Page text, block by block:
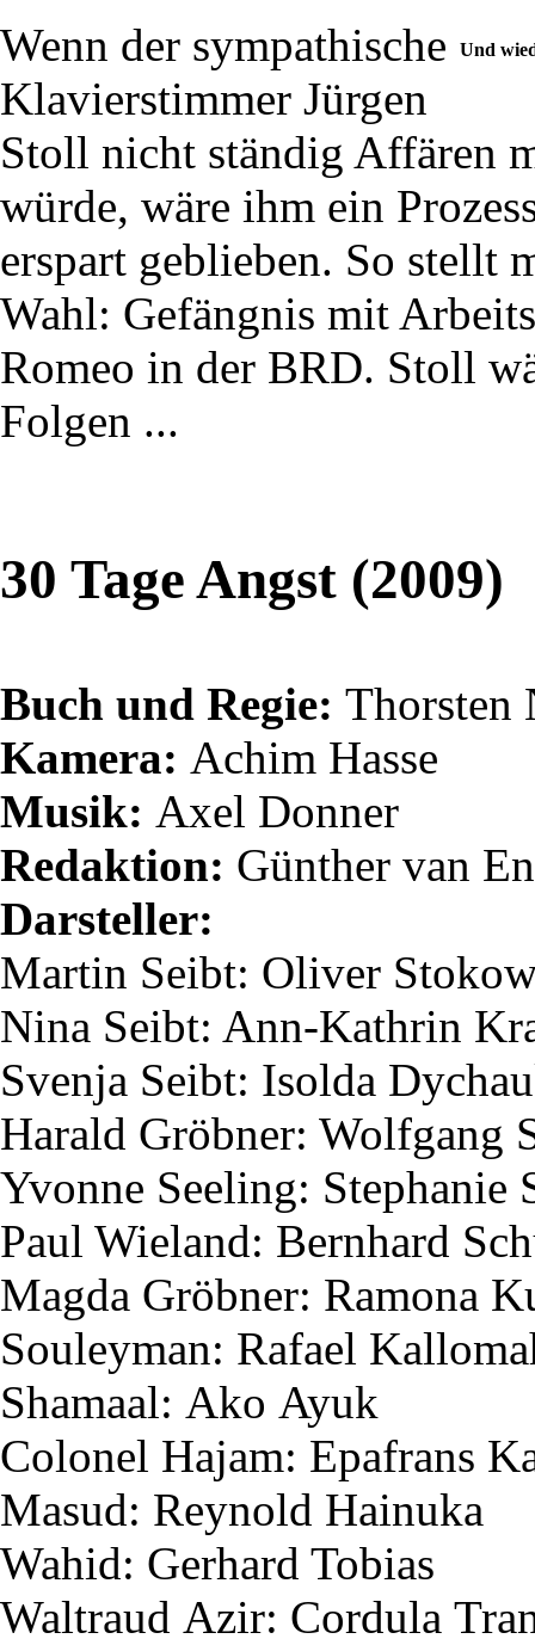
Und
Wenn der sympathische
Klavierstimmer Jürgen
Stoll nicht ständig Affären
würde, wäre ihm ein
erspart geblieben. So stellt
Wahl: Gefängnis mit
Romeo in der BRD. Stoll
Folgen ...
30 Tage Angst (2009)
Buch und Regie: Thorsten
Kamera: Achim Hasse
Musik: Axel Donner
Redaktion: Günther van
Darsteller:
Martin Seibt: Oliver
Nina Seibt: Ann-Kathrin
Svenja Seibt: Isolda
Harald Gröbner: Wolfgang
Yvonne Seeling: Stephanie
Paul Wieland: Bernhard
Magda Gröbner: Ramona
Souleyman: Rafael
Shamaal: Ako Ayuk
Colonel Hajam: Epafrans
Masud: Reynold Hainuka
Wahid: Gerhard Tobias
Waltraud Azir: Cordula